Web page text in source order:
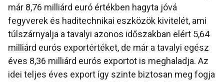
már 8,76 milliárd euró értékben hagyta jóvá
fegyverek és haditechnikai eszközök kivitelét, ami
túlszárnyalja a tavalyi azonos időszakban elért 5,64
milliárd eurós exportértéket, de már a tavalyi egész
éves 8,36 milliárd eurós exportot is meghaladja. Az
idei teljes éves export így szinte biztosan meg fogja